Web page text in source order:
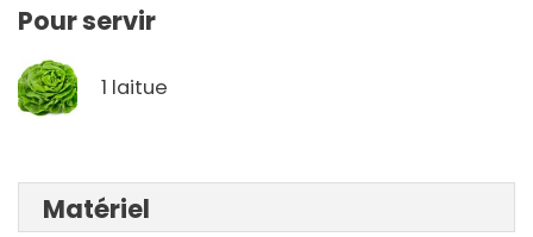
Pour servir
1 laitue
Matériel